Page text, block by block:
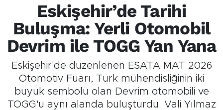
Eskişehir’de Tarihi
Buluşma: Yerli Otomobil
Devrim ile TOGG Yan Yana
Eskişehir'de düzenlenen ESATA MAT 2026
Otomotiv Fuarı, Türk mühendisliğinin iki
büyük sembolü olan Devrim otomobili ve
TOGG'u aynı alanda buluşturdu. Vali Yılmaz